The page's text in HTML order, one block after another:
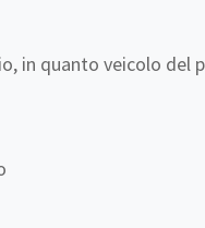
in quanto veicolo